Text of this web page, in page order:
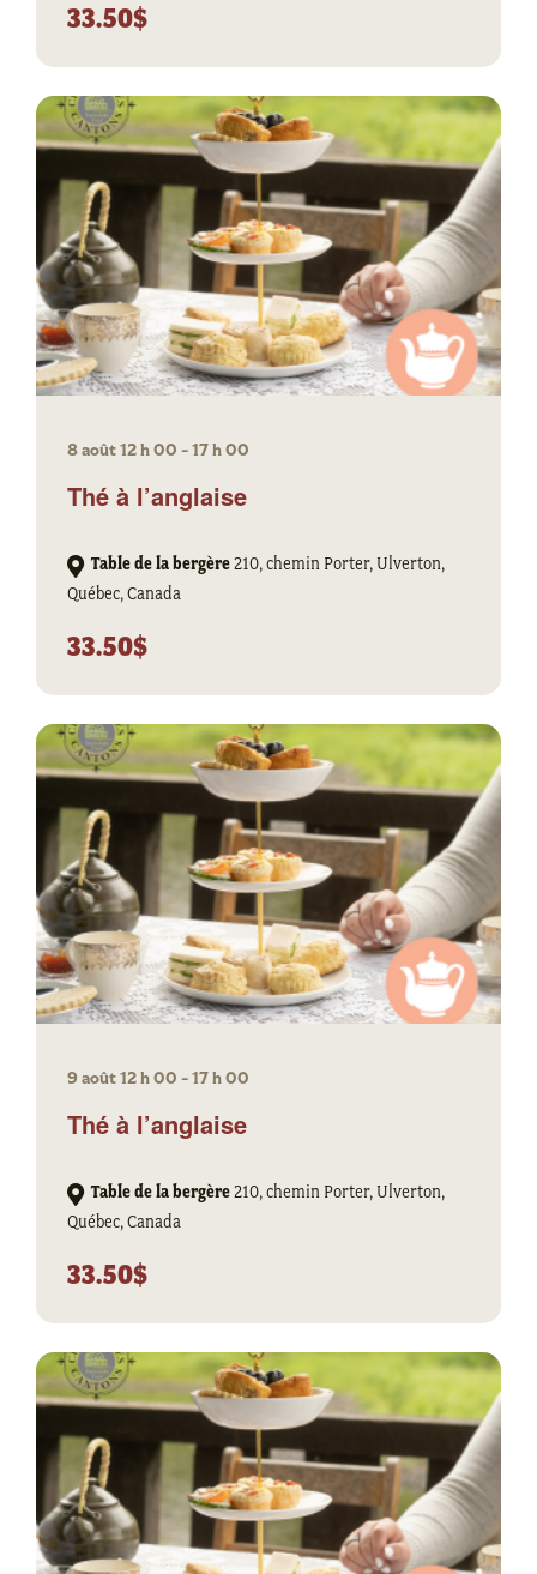
33.50$
Thé à l’anglaise
8 août 12 h 00 -17 h 00
Table de la bergère210, chemin Porter, Ulverton,
Québec, Canada
33.50$
Thé à l’anglaise
9 août 12 h 00 -17 h 00
Table de la bergère210, chemin Porter, Ulverton,
Québec, Canada
33.50$